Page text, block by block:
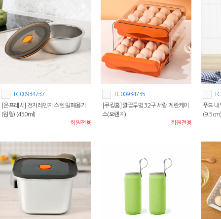
TC00934737
[온프레시] 전자레인지 스텐 밀폐용기
(원형) (450ml)
회원전용
TC00934735
[쿠킹홈] 깔끔투명 32구 서랍 계란케이
스(오렌지)
회원전용
푸드 내